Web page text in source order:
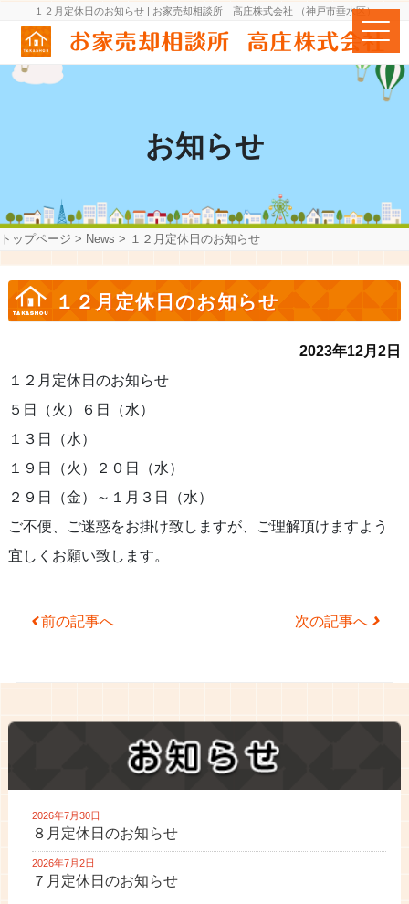
１２月定休日のお知らせ | お家売却相談所 高庄株式会社 （神戸市垂水区）
お知らせ
トップページ > News > １２月定休日のお知らせ
１２月定休日のお知らせ
2023年12月2日
１２月定休日のお知らせ
５日（火）６日（水）
１３日（水）
１９日（火）２０日（水）
２９日（金）～１月３日（水）
ご不便、ご迷惑をお掛け致しますが、ご理解頂けますよう
宜しくお願い致します。
Post navigation
前の記事へ 次の記事へ
2026年7月30日
８月定休日のお知らせ
2026年7月2日
７月定休日のお知らせ